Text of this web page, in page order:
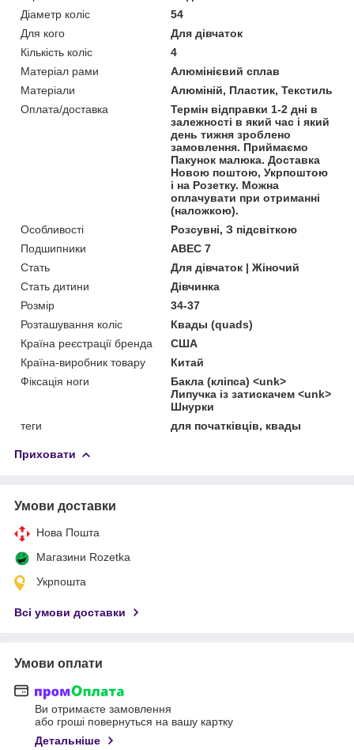
Діаметр коліс
54
Для кого
Для дівчаток
Кількість коліс
4
Матеріал рами
Алюмінієвий сплав
Матеріали
Алюміній, Пластик, Текстиль
Оплата/доставка
Термін відправки 1-2 дні в
залежності в який час і який
день тижня зроблено
замовлення. Приймаємо
Пакунок малюка. Доставка
Новою поштою, Укрпоштою
і на Розетку. Можна
оплачувати при отриманні
(наложкою).
Особливості
Розсувні, З підсвіткою
Подшипники
ABEC 7
Стать
Для дівчаток | Жіночий
Стать дитини
Дівчинка
Розмір
34-37
Розташування коліс
Квады (quads)
Країна реєстрації бренда
США
Країна-виробник товару
Китай
Фіксація ноги
Бакла (кліпса) <unk>
Липучка із затискачем <unk>
Шнурки
теги
для початківців, квады
Приховати
Умови доставки
Нова Пошта
Магазини Rozetka
Укрпошта
Всі умови доставки
Умови оплати
Ви отримаєте замовлення
або гроші повернуться на вашу картку
Детальніше